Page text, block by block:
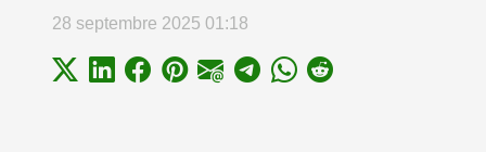
28 septembre 2025 01:18